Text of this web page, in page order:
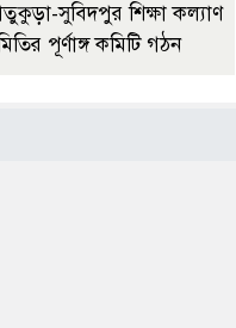
সুবিদপুর শিক্ষা কল্যাণ
পূর্ণাঙ্গ কমিটি গঠন